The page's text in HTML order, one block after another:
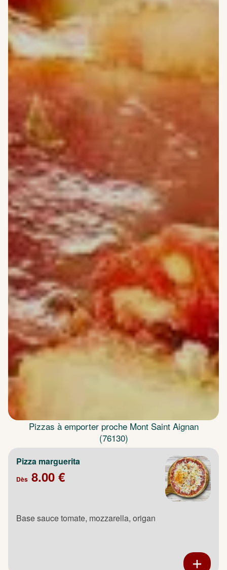
Pizzas à emporter proche Mont Saint Aignan
(76130)
Pizza marguerita
Dès 8.00 €
Base sauce tomate, mozzarella, origan